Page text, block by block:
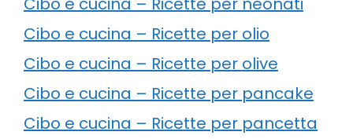
Cibo e cucina – Ricette per olio
Cibo e cucina – Ricette per olive
Cibo e cucina – Ricette per pancake
Cibo e cucina – Ricette per pancetta